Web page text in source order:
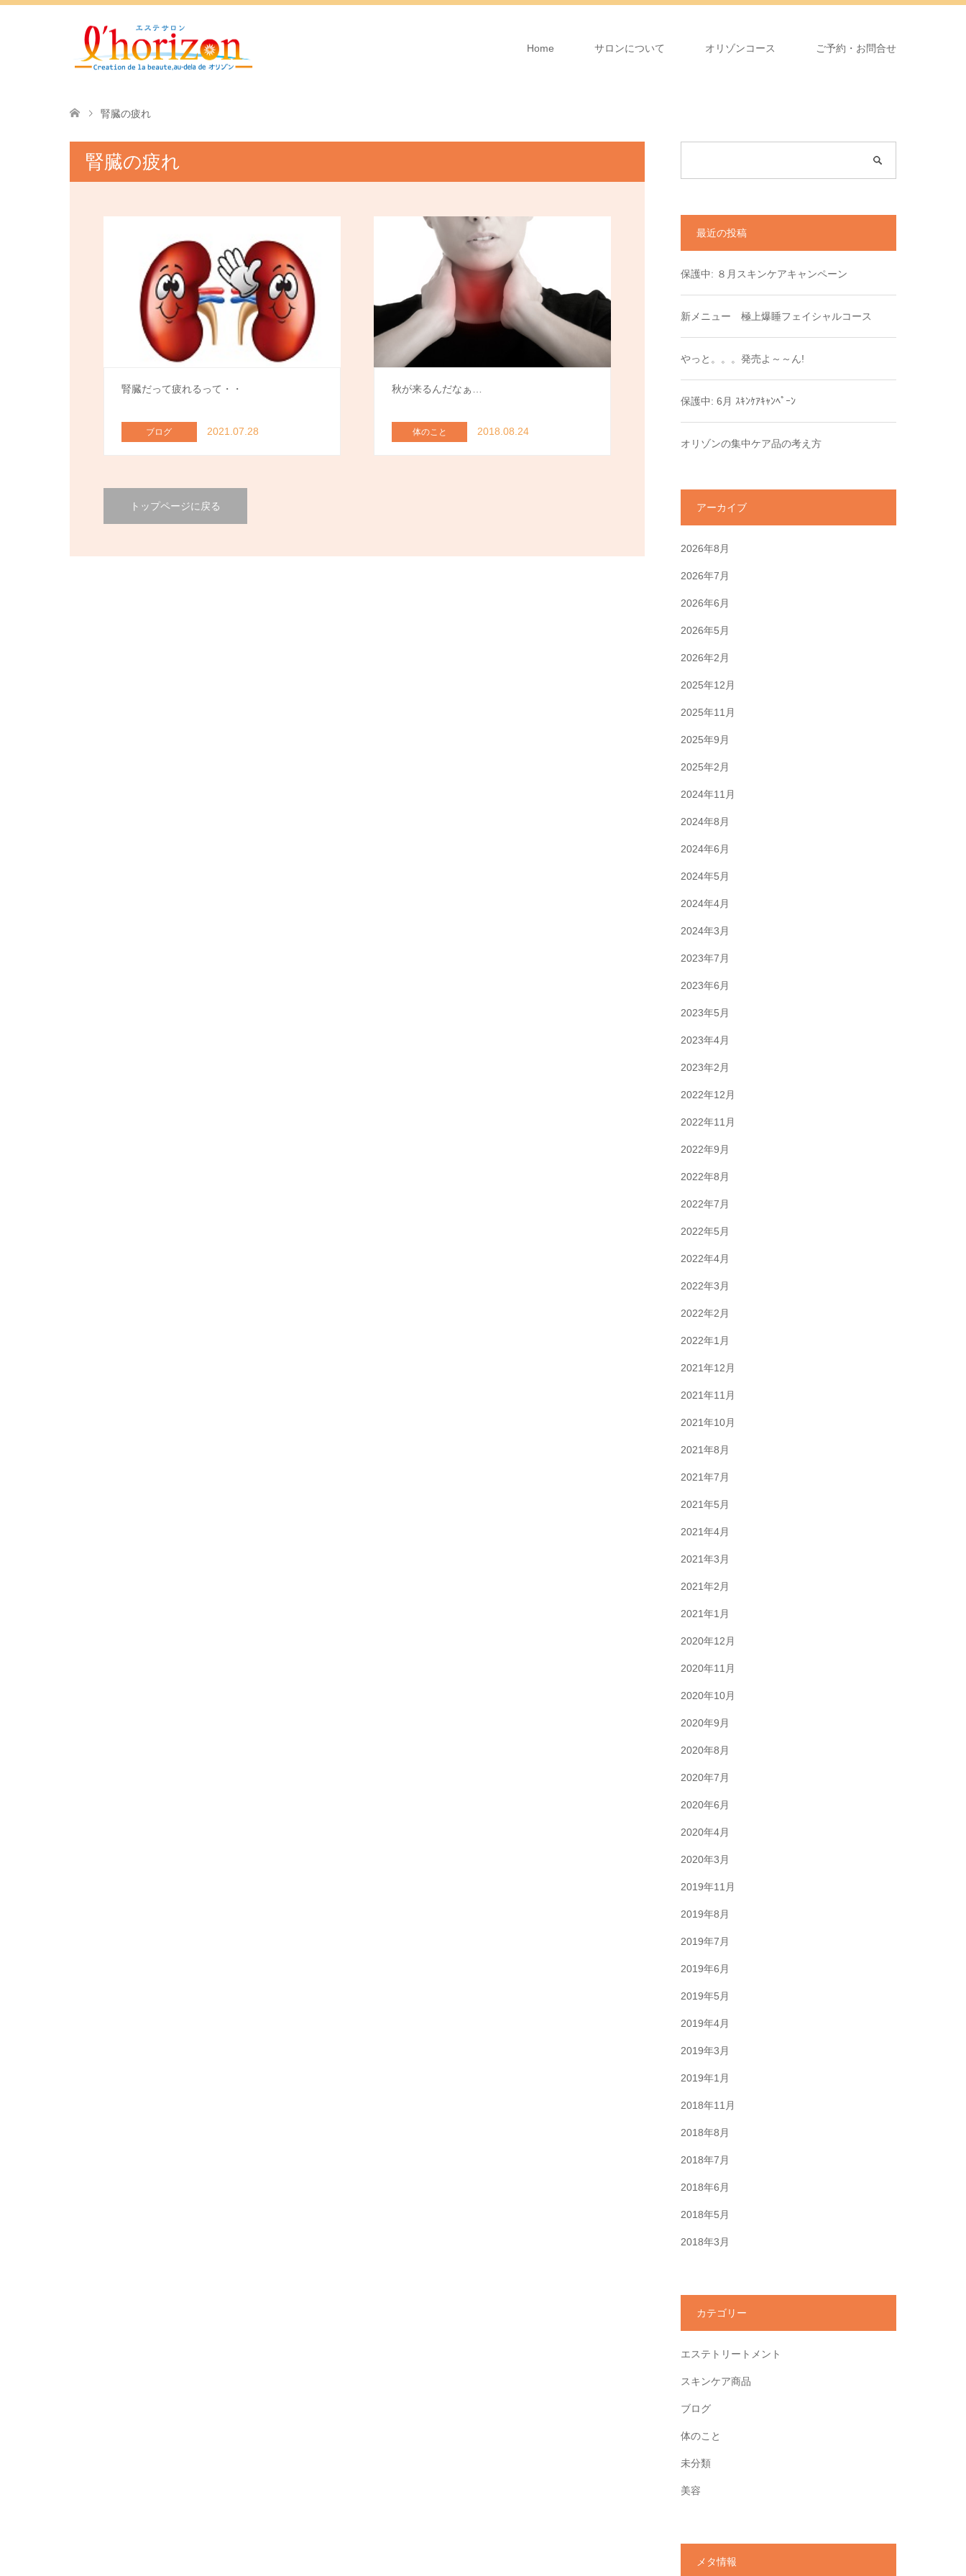
Home サロンについて オリゾンコース ご予約・お問合せ
腎臓の疲れ
腎臓の疲れ
腎臓だって疲れるって・・
ブログ 2021.07.28
秋が来るんだなぁ…
体のこと 2018.08.24
トップページに戻る
最近の投稿
保護中: ８月スキンケアキャンペーン
新メニュー 極上爆睡フェイシャルコース
やっと。。。発売よ～～ん!
保護中: 6月 ｽｷﾝｹｱｷｬﾝﾍﾟｰﾝ
オリゾンの集中ケア品の考え方
アーカイブ
2026年8月
2026年7月
2026年6月
2026年5月
2026年2月
2025年12月
2025年11月
2025年9月
2025年2月
2024年11月
2024年8月
2024年6月
2024年5月
2024年4月
2024年3月
2023年7月
2023年6月
2023年5月
2023年4月
2023年2月
2022年12月
2022年11月
2022年9月
2022年8月
2022年7月
2022年5月
2022年4月
2022年3月
2022年2月
2022年1月
2021年12月
2021年11月
2021年10月
2021年8月
2021年7月
2021年5月
2021年4月
2021年3月
2021年2月
2021年1月
2020年12月
2020年11月
2020年10月
2020年9月
2020年8月
2020年7月
2020年6月
2020年4月
2020年3月
2019年11月
2019年8月
2019年7月
2019年6月
2019年5月
2019年4月
2019年3月
2019年1月
2018年11月
2018年8月
2018年7月
2018年6月
2018年5月
2018年3月
カテゴリー
エステトリートメント
スキンケア商品
ブログ
体のこと
未分類
美容
メタ情報